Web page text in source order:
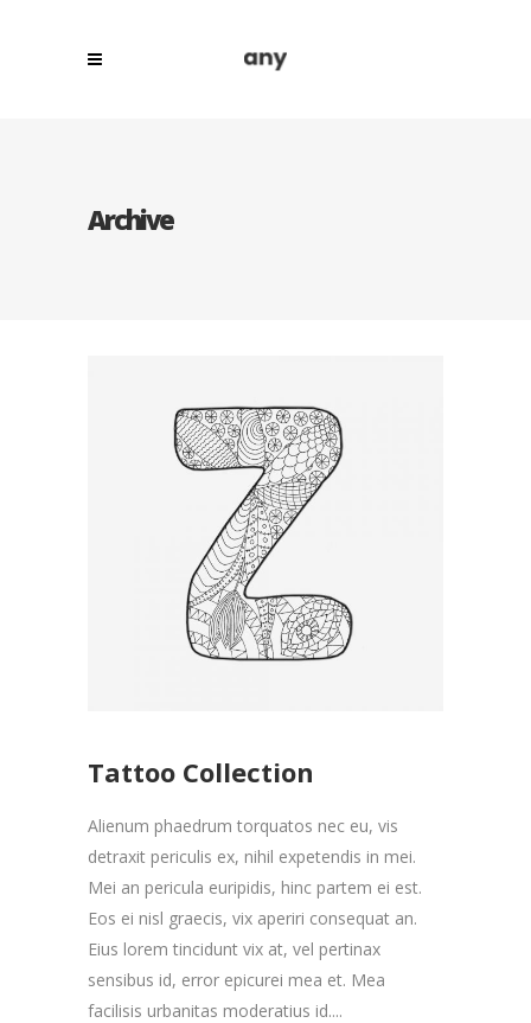
Archive
Tattoo Collection
Alienum phaedrum torquatos nec eu, vis
detraxit periculis ex, nihil expetendis in mei.
Mei an pericula euripidis, hinc partem ei est.
Eos ei nisl graecis, vix aperiri consequat an.
Eius lorem tincidunt vix at, vel pertinax
sensibus id, error epicurei mea et. Mea
facilisis urbanitas moderatius id....